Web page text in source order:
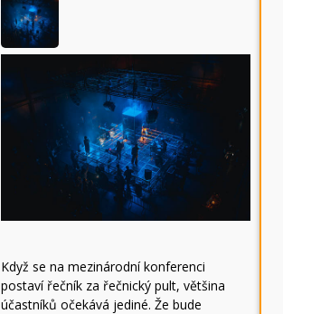
Když se na mezinárodní konferenci
postaví řečník za řečnický pult, většina
účastníků očekává jediné. Že bude